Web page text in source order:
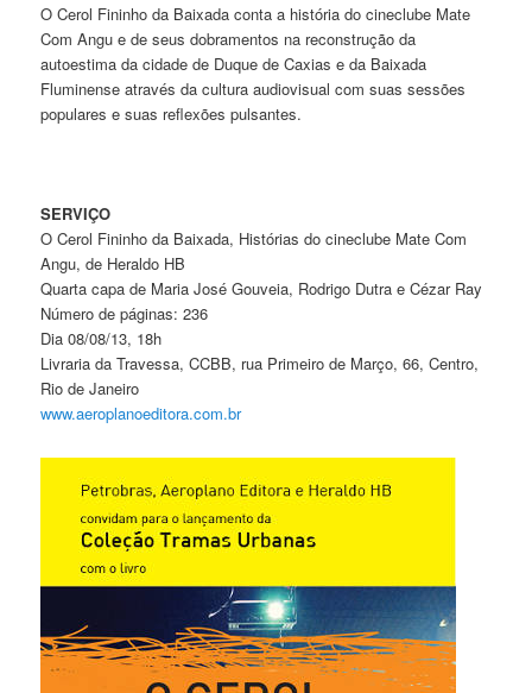
O Cerol Fininho da Baixada conta a história do cineclube Mate
Com Angu e de seus dobramentos na reconstrução da
autoestima da cidade de Duque de Caxias e da Baixada
Fluminense através da cultura audiovisual com suas sessões
populares e suas reflexões pulsantes.
SERVIÇO
O Cerol Fininho da Baixada, Histórias do cineclube Mate Com
Angu, de Heraldo HB
Quarta capa de Maria José Gouveia, Rodrigo Dutra e Cézar Ray
Número de páginas: 236
Dia 08/08/13, 18h
Livraria da Travessa, CCBB, rua Primeiro de Março, 66, Centro,
Rio de Janeiro
www.aeroplanoeditora.com.br